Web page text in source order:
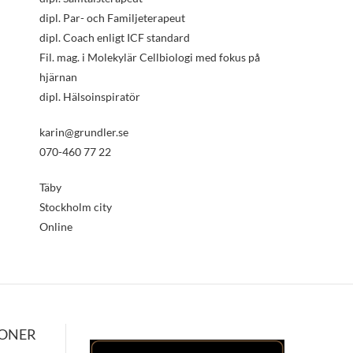
dipl. Par- och Familjeterapeut
dipl. Coach enligt ICF standard
Fil. mag. i Molekylär Cellbiologi med fokus på
hjärnan
dipl. Hälsoinspiratör
karin@grundler.se
070-460 77 22
Täby
Stockholm city
Online